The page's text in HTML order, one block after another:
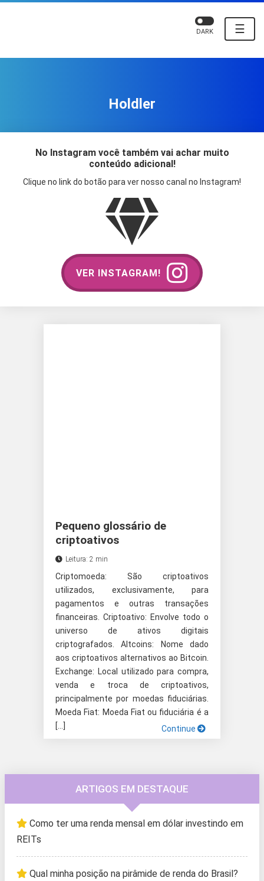
☰
DARK
Holdler
No Instagram você também vai achar muito
conteúdo adicional!
Clique no link do botão para ver nosso canal no Instagram!
VER INSTAGRAM!
Pequeno glossário de
criptoativos
Leitura: 2 min
Criptomoeda: São criptoativos
utilizados, exclusivamente, para
pagamentos e outras transações
financeiras. Criptoativo: Envolve todo o
universo de ativos digitais
criptografados. Altcoins: Nome dado
aos criptoativos alternativos ao Bitcoin.
Exchange: Local utilizado para compra,
venda e troca de criptoativos,
principalmente por moedas fiduciárias.
Moeda Fiat: Moeda Fiat ou fiduciária é a
[…]
Continue
ARTIGOS EM DESTAQUE
Como ter uma renda mensal em dólar investindo em
REITs
Qual minha posição na pirâmide de renda do Brasil?